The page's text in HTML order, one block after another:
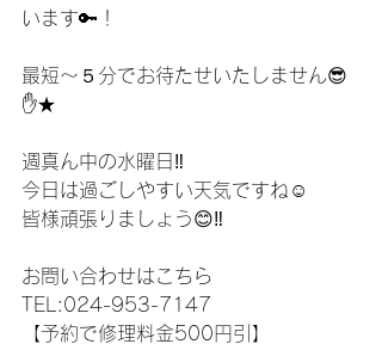
います🔑！
最短〜５分でお待たせいたしません😎
✋★
週真ん中の水曜日‼︎
今日は過ごしやすい天気ですね☺️
皆様頑張りましょう😊‼️
お問い合わせはこちら
TEL:024-953-7147
【予約で修理料金500円引】